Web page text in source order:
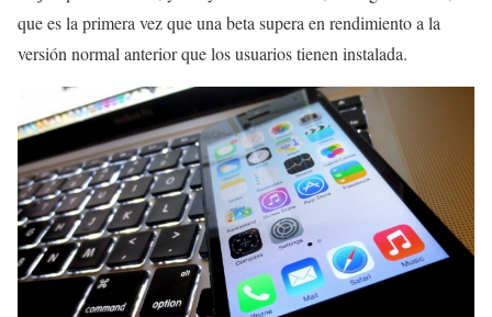
que es la primera vez que una beta supera en rendimiento a la
versión normal anterior que los usuarios tienen instalada.